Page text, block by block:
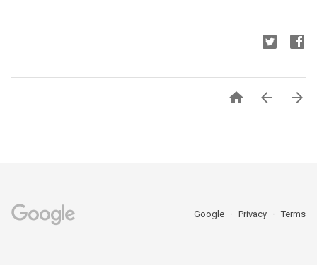
  
Google Privacy Terms